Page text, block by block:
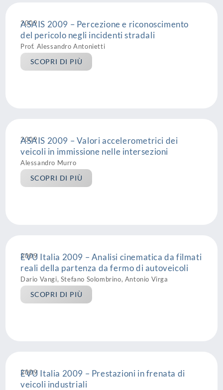
2009
ASAIS 2009 – Percezione e riconoscimento
del pericolo negli incidenti stradali
Prof. Alessandro Antonietti
SCOPRI DI PIÙ
2009
ASAIS 2009 – Valori accelerometrici dei
veicoli in immissione nelle intersezioni
Alessandro Murro
SCOPRI DI PIÙ
2009
EVU Italia 2009 – Analisi cinematica da filmati
reali della partenza da fermo di autoveicoli
Dario Vangi, Stefano Solombrino, Antonio Virga
SCOPRI DI PIÙ
2009
EVU Italia 2009 – Prestazioni in frenata di
veicoli industriali